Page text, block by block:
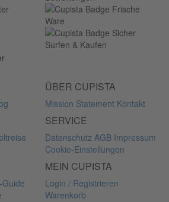
ÜBER CUPISTA
Mission Statement Kontakt
SERVICE
Datenschutz AGB Impressum
Cookie-Einstellungen
MEIN CUPISTA
Login / Registrieren
Warenkorb